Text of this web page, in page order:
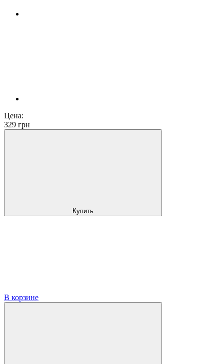
Цена:
329 грн
Купить
В корзине